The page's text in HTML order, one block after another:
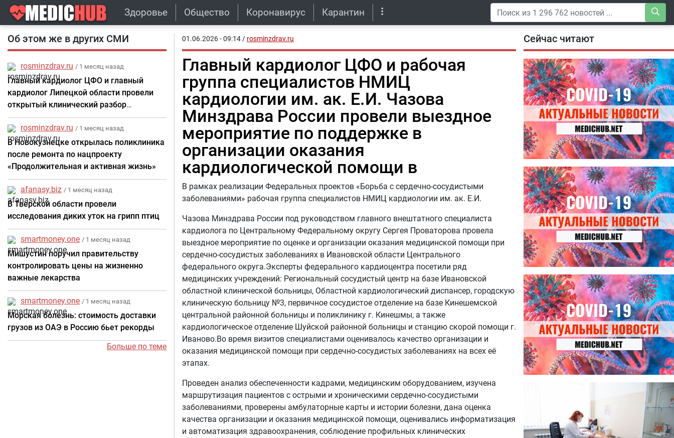
Здоровье Общество Коронавирус Карантин
Об этом же в других СМИ
rosminzdrav.ru / 1 месяц назад
Главный кардиолог ЦФО и главный
кардиолог Липецкой области провели
открытый клинический разбор
пациентов, госпитализированных в
медицинские учреждения региона
rosminzdrav.ru / 1 месяц назад
В Новокузнецке открылась поликлиника
после ремонта по нацпроекту
«Продолжительная и активная жизнь»
afanasy.biz / 1 месяц назад
В Тверской области провели
исследования диких уток на грипп птиц
smartmoney.one / 1 месяц назад
Мишустин поручил правительству
контролировать цены на жизненно
важные лекарства
smartmoney.one / 1 месяц назад
Морская болезнь: стоимость доставки
грузов из ОАЭ в Россию бьет рекорды
Больше по теме
01.06.2026 - 09:14 / rosminzdrav.ru
Главный кардиолог ЦФО и рабочая
группа специалистов НМИЦ
кардиологии им. ак. Е.И. Чазова
Минздрава России провели выездное
мероприятие по поддержке в
организации оказания
кардиологической помощи в
В рамках реализации Федеральных проектов «Борьба с сердечно-сосудистыми
заболеваниями» рабочая группа специалистов НМИЦ кардиологии им. ак. Е.И.
Чазова Минздрава России под руководством главного внештатного специалиста
кардиолога по Центральному Федеральному округу Сергея Проваторова провела
выездное мероприятие по оценке и организации оказания медицинской помощи при
сердечно-сосудистых заболеваниях в Ивановской области Центрального
федерального округа.Эксперты федерального кардиоцентра посетили ряд
медицинских учреждений: Региональный сосудистый центр на базе Ивановской
областной клинической больницы, Областной кардиологический диспансер, городскую
клиническую больницу №3, первичное сосудистое отделение на базе Кинешемской
центральной районной больницы и поликлинику г. Кинешмы, а также
кардиологическое отделение Шуйской районной больницы и станцию скорой помощи г.
Иваново.Во время визитов специалистами оценивалось качество организации и
оказания медицинской помощи при сердечно-сосудистых заболеваниях на всех её
этапах.
Проведен анализ обеспеченности кадрами, медицинским оборудованием, изучена
маршрутизация пациентов с острыми и хроническими сердечно-сосудистыми
заболеваниями, проверены амбулаторные карты и истории болезни, дана оценка
качества организации и оказания медицинской помощи, оценивались информатизация
и автоматизация здравоохранения, соблюдение профильных клинических
Сейчас читают
04.08.2026
Специалисты дали советы, как
правильно пить витамины
27.07.2026
Лучше фасоли: диетолог
названа 8 продуктов,
содержащих много клетчатки
угрозы: что нужно знать о
летних инфекциях